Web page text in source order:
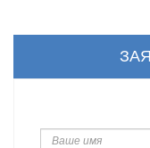
имя